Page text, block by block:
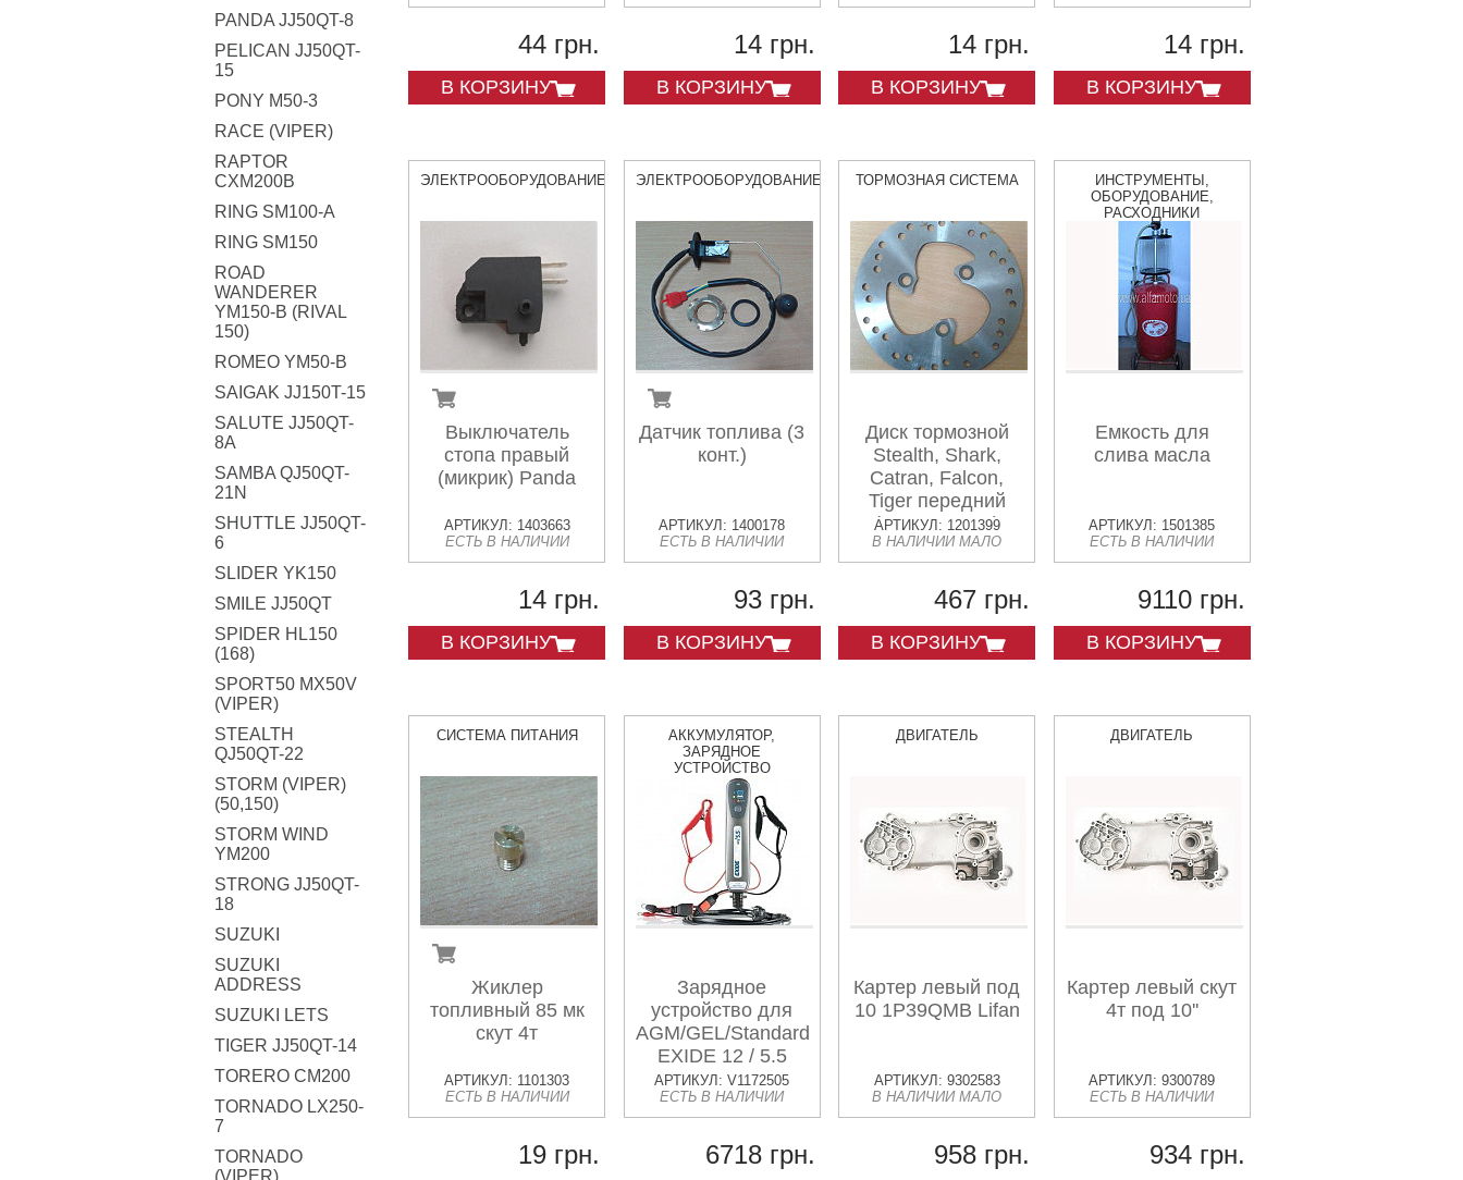
PANDA JJ50QT-8
PELICAN JJ50QT-
15
PONY M50-3
RACE (VIPER)
RAPTOR
CXM200B
RING SM100-A
RING SM150
ROAD
WANDERER
YM150-B (RIVAL
150)
ROMEO YM50-B
SAIGAK JJ150T-15
SALUTE JJ50QT-
8A
SAMBA QJ50QT-
21N
SHUTTLE JJ50QT-
6
SLIDER YK150
SMILE JJ50QT
SPIDER HL150
(168)
SPORT50 MX50V
(VIPER)
STEALTH
QJ50QT-22
STORM (VIPER)
(50,150)
STORM WIND
YM200
STRONG JJ50QT-
18
SUZUKI
SUZUKI
ADDRESS
SUZUKI LETS
TIGER JJ50QT-14
TORERO CM200
TORNADO LX250-
7
TORNADO
(VIPER)
44 грн.
В КОРЗИНУ
14 грн.
В КОРЗИНУ
14 грн.
В КОРЗИНУ
14 грн.
В КОРЗИНУ
ЭЛЕКТРООБОРУДОВАНИЕ
Выключатель
стопа правый
(микрик) Panda
АРТИКУЛ: 1403663
ЕСТЬ В НАЛИЧИИ
14 грн.
В КОРЗИНУ
ЭЛЕКТРООБОРУДОВАНИЕ
Датчик топлива (3
конт.)
АРТИКУЛ: 1400178
ЕСТЬ В НАЛИЧИИ
93 грн.
В КОРЗИНУ
ТОРМОЗНАЯ СИСТЕМА
Диск тормозной
Stealth, Shark,
Catran, Falcon,
Tiger передний
(190х58х69,5)
АРТИКУЛ: 1201399
В НАЛИЧИИ МАЛО
467 грн.
В КОРЗИНУ
ИНСТРУМЕНТЫ,
ОБОРУДОВАНИЕ,
РАСХОДНИКИ
Емкость для
слива масла
АРТИКУЛ: 1501385
ЕСТЬ В НАЛИЧИИ
9110 грн.
В КОРЗИНУ
СИСТЕМА ПИТАНИЯ
Жиклер
топливный 85 мк
скут 4т
АРТИКУЛ: 1101303
ЕСТЬ В НАЛИЧИИ
19 грн.
АККУМУЛЯТОР,
ЗАРЯДНОЕ
УСТРОЙСТВО
Зарядное
устройство для
AGM/GEL/Standard
EXIDE 12 / 5.5
АРТИКУЛ: V1172505
ЕСТЬ В НАЛИЧИИ
6718 грн.
ДВИГАТЕЛЬ
Картер левый под
10 1P39QMB Lifan
АРТИКУЛ: 9302583
В НАЛИЧИИ МАЛО
958 грн.
ДВИГАТЕЛЬ
Картер левый скут
4т под 10''
АРТИКУЛ: 9300789
ЕСТЬ В НАЛИЧИИ
934 грн.